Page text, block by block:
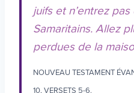
juifs et n’entrez
Samaritains. Allez
perdues de la
NOUVEAU TESTAMENT
10, VERSETS 5-6.